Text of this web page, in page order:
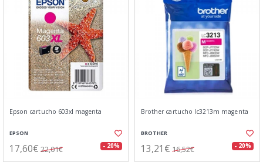
Epson cartucho 603xl magenta
EPSON
17,60€ 22,01€ - 20%
Brother cartucho lc3213m magenta
BROTHER
13,21€ 16,52€ - 20%